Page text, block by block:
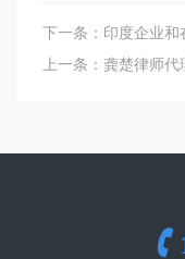
下一条：印度企业
上一条：龚楚律师